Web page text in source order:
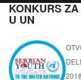
KONKURS
U UN